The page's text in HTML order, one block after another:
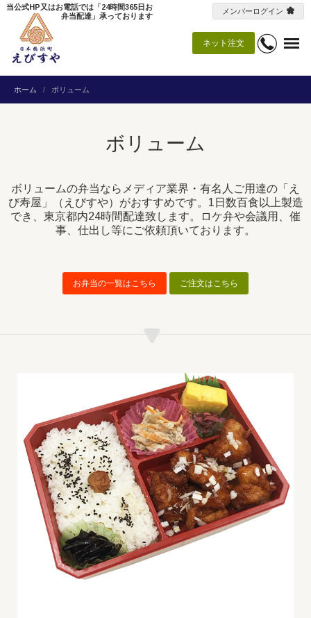
ネット注文
当公式HP又はお電話では「24時間365日お
弁当配達」承っております
メンバーログイン
ホーム ボリューム
ボリューム
ボリュームの弁当ならメディア業界・有名人ご用達の「え
び寿屋」（えびすや）がおすすめです。1日数百食以上製造
でき、東京都内24時間配達致します。ロケ弁や会議用、催
事、仕出し等にご依頼頂いております。
お弁当の一覧はこちら ご注文はこちら